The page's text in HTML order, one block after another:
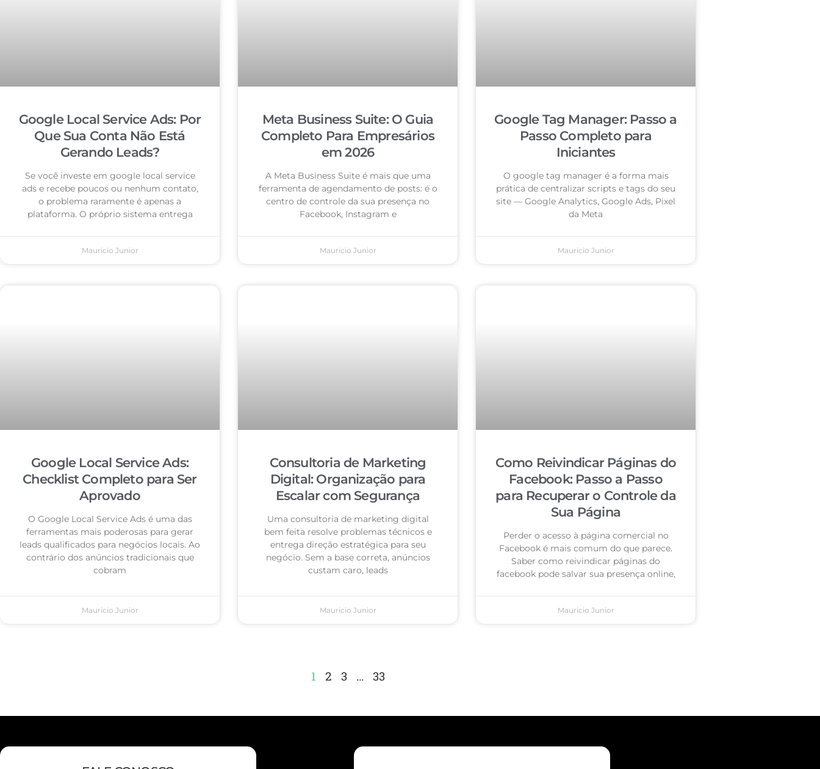
Google Local Service Ads: Por
Que Sua Conta Não Está
Gerando Leads?
Se você investe em google local service
ads e recebe poucos ou nenhum contato,
o problema raramente é apenas a
plataforma. O próprio sistema entrega
Mauricio Junior
Meta Business Suite: O Guia
Completo Para Empresários
em 2026
A Meta Business Suite é mais que uma
ferramenta de agendamento de posts: é o
centro de controle da sua presença no
Facebook, Instagram e
Mauricio Junior
Google Tag Manager: Passo a
Passo Completo para
Iniciantes
O google tag manager é a forma mais
prática de centralizar scripts e tags do seu
site — Google Analytics, Google Ads, Pixel
da Meta
Mauricio Junior
Google Local Service Ads:
Checklist Completo para Ser
Aprovado
O Google Local Service Ads é uma das
ferramentas mais poderosas para gerar
leads qualificados para negócios locais. Ao
contrário dos anúncios tradicionais que
cobram
Mauricio Junior
Consultoria de Marketing
Digital: Organização para
Escalar com Segurança
Uma consultoria de marketing digital
bem feita resolve problemas técnicos e
entrega direção estratégica para seu
negócio. Sem a base correta, anúncios
custam caro, leads
Mauricio Junior
Como Reivindicar Páginas do
Facebook: Passo a Passo
para Recuperar o Controle da
Sua Página
Perder o acesso à página comercial no
Facebook é mais comum do que parece.
Saber como reivindicar páginas do
facebook pode salvar sua presença online,
Mauricio Junior
1 2 3 … 33